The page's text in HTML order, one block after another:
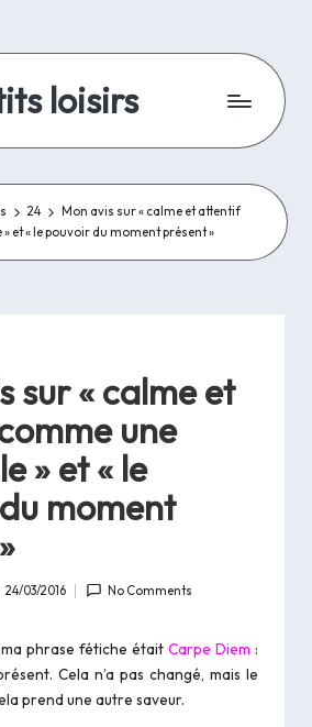
loisirs
24
Mon avis sur « calme et attentif
et « le pouvoir du moment présent »
sur « calme et
une
» et « le
moment
24/03/2016 No Comments
ma phrase fétiche était Carpe Diem :
Cela n’a pas changé, mais le
prend une autre saveur.